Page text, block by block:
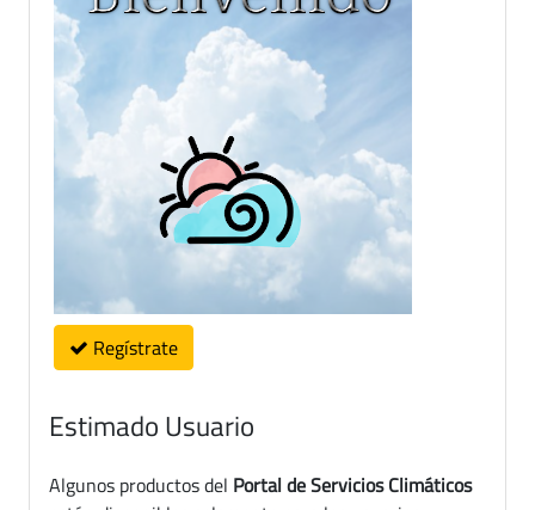
Regístrate
Estimado Usuario
Algunos productos del Portal de Servicios Climáticos